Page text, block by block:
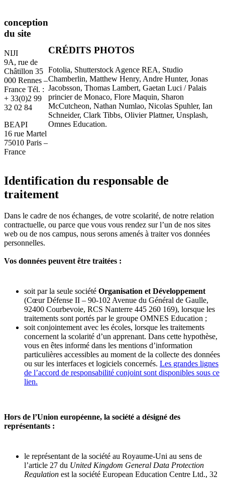
conception
du site
NIJI
9A, rue de
Châtillon 35
000 Rennes –
France Tél. :
+ 33(0)2 99
32 02 84
BEAPI
16 rue Martel
75010 Paris –
France
CRÉDITS PHOTOS
Fotolia, Shutterstock Agence REA, Studio
Chamberlin, Matthew Henry, Andre Hunter, Jonas
Jacobsson, Thomas Lambert, Gaetan Luci / Palais
princier de Monaco, Flore Maquin, Sharon
McCutcheon, Nathan Numlao, Nicolas Spuhler, Ian
Schneider, Clark Tibbs, Olivier Plattner, Unsplash,
Omnes Education.
Identification du responsable de
traitement
Dans le cadre de nos échanges, de votre scolarité, de notre relation
contractuelle, ou parce que vous vous rendez sur l’un de nos sites
web ou de nos campus, nous serons amenés à traiter vos données
personnelles.
Vos données peuvent être traitées :
soit par la seule société Organisation et Développement
(Cœur Défense II – 90-102 Avenue du Général de Gaulle,
92400 Courbevoie, RCS Nanterre 445 260 169), lorsque les
traitements sont portés par le groupe OMNES Education ;
soit conjointement avec les écoles, lorsque les traitements
concernent la scolarité d’un apprenant. Dans cette hypothèse,
vous en êtes informé dans les mentions d’information
particulières accessibles au moment de la collecte des données
ou sur les interfaces et logiciels concernés. Les grandes lignes
de l’accord de responsabilité conjoint sont disponibles sous ce
lien.
Hors de l’Union européenne, la société a désigné des
représentants :
le représentant de la société au Royaume-Uni au sens de
l’article 27 du United Kingdom General Data Protection
Regulation est la société European Education Centre Ltd., 32